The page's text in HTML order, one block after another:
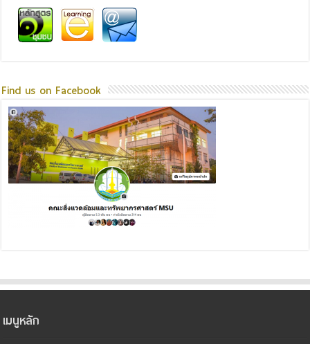
Find us on Facebook
เมนูหลัก